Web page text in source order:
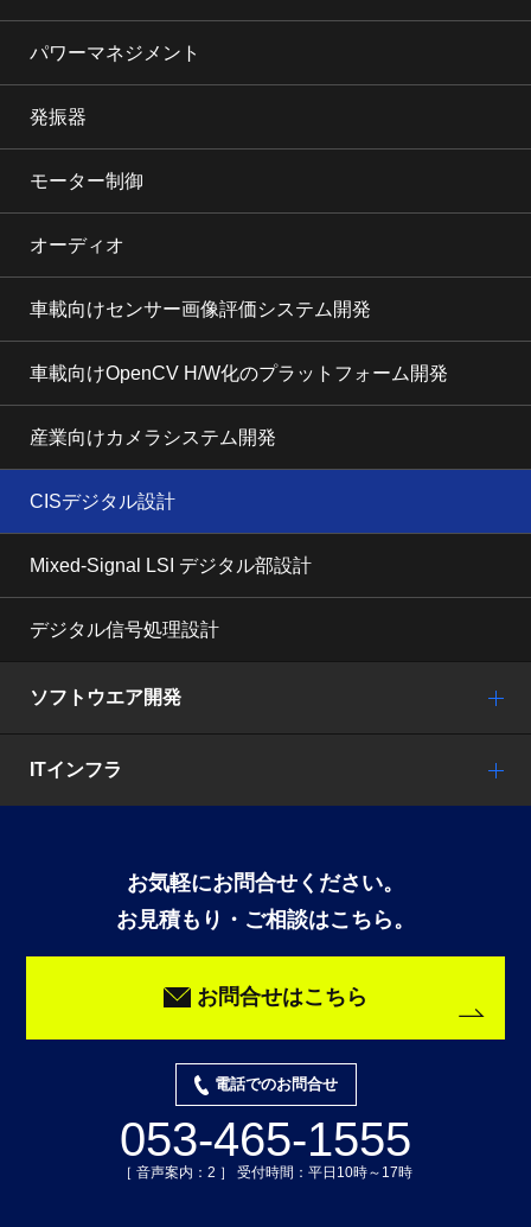
パワーマネジメント
発振器
モーター制御
オーディオ
車載向けセンサー画像評価システム開発
車載向けOpenCV H/W化のプラットフォーム開発
産業向けカメラシステム開発
CISデジタル設計
Mixed-Signal LSI デジタル部設計
デジタル信号処理設計
ソフトウエア開発
ITインフラ
お気軽にお問合せください。
お見積もり・ご相談はこちら。
お問合せはこちら
電話でのお問合せ
053-465-1555
［ 音声案内：2 ］ 受付時間：平日10時～17時